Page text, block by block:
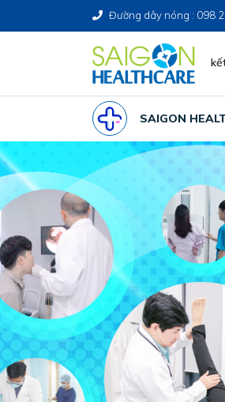
Đường dây nóng : 098
SAIGON